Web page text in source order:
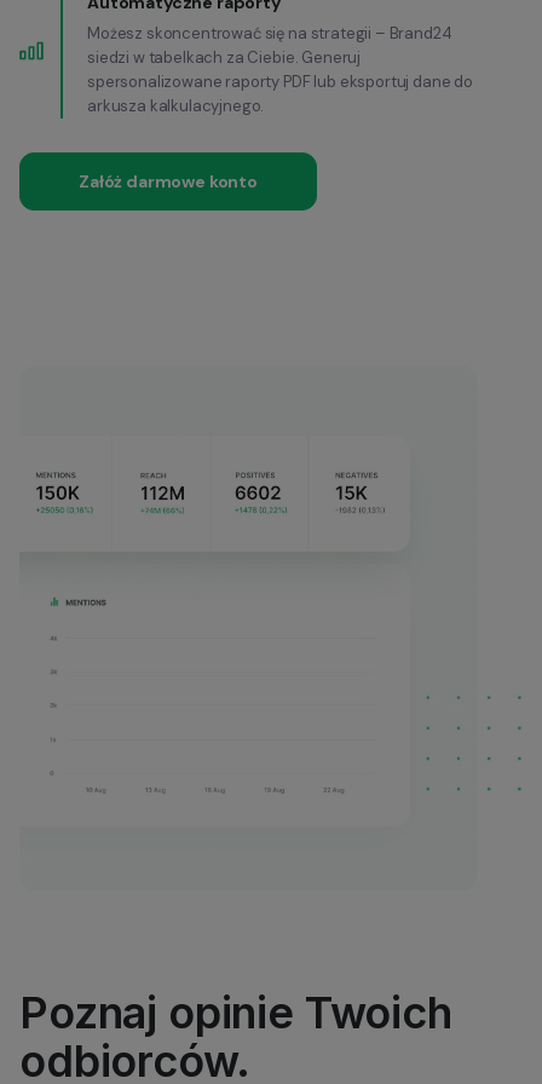
Możesz skoncentrować się na strategii – Brand24
siedzi w tabelkach za Ciebie. Generuj
spersonalizowane raporty PDF lub eksportuj dane do
arkusza kalkulacyjnego.
Załóż darmowe konto
Poznaj opinie Twoich
odbiorców.